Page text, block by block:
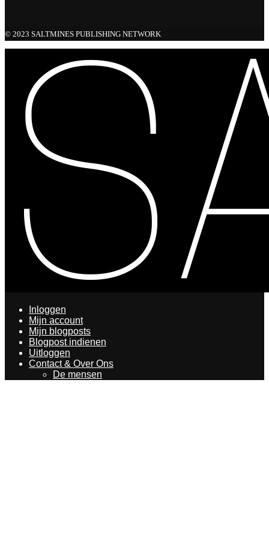
© 2023 SALTMINES PUBLISHING NETWORK
Inloggen
Mijn account
Mijn blogposts
Blogpost indienen
Uitloggen
Contact & Over Ons
De mensen